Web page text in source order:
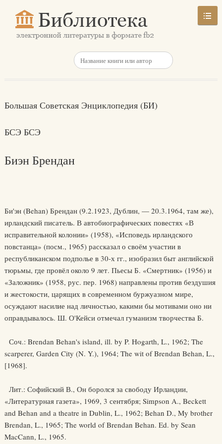
Большая Советская Энциклопедия (БИ)
БСЭ БСЭ
Биэн Брендан
Би'эн (Behan) Брендан (9.2.1923, Дублин, — 20.3.1964, там же),
ирландский писатель. В автобиографических повестях «В
исправительной колонии» (1958), «Исповедь ирландского
повстанца» (посм., 1965) рассказал о своём участии в
республиканском подполье в 30-х гг., изобразил быт английской
тюрьмы, где провёл около 9 лет. Пьесы Б. «Смертник» (1956) и
«Заложник» (1958, рус. пер. 1968) направлены против бездушия
и жестокости, царящих в современном буржуазном мире,
осуждают насилие над личностью, какими бы мотивами оно ни
оправдывалось. Ш. О'Кейси отмечал гуманизм творчества Б.
Соч.: Brendan Behan's island, ill. by P. Hogarth, L., 1962; The
scarperer, Garden City (N. Y.), 1964; The wit of Brendan Behan, L.,
[1968].
Лит.: Софийский В., Он боролся за свободу Ирландии,
«Литературная газета», 1969, 3 сентября; Simpson A., Beckett
and Behan and a theatre in Dublin, L., 1962; Behan D., My brother
Brendan, L., 1965; The world of Brendan Behan. Ed. by Sean
MacCann, L., 1965.